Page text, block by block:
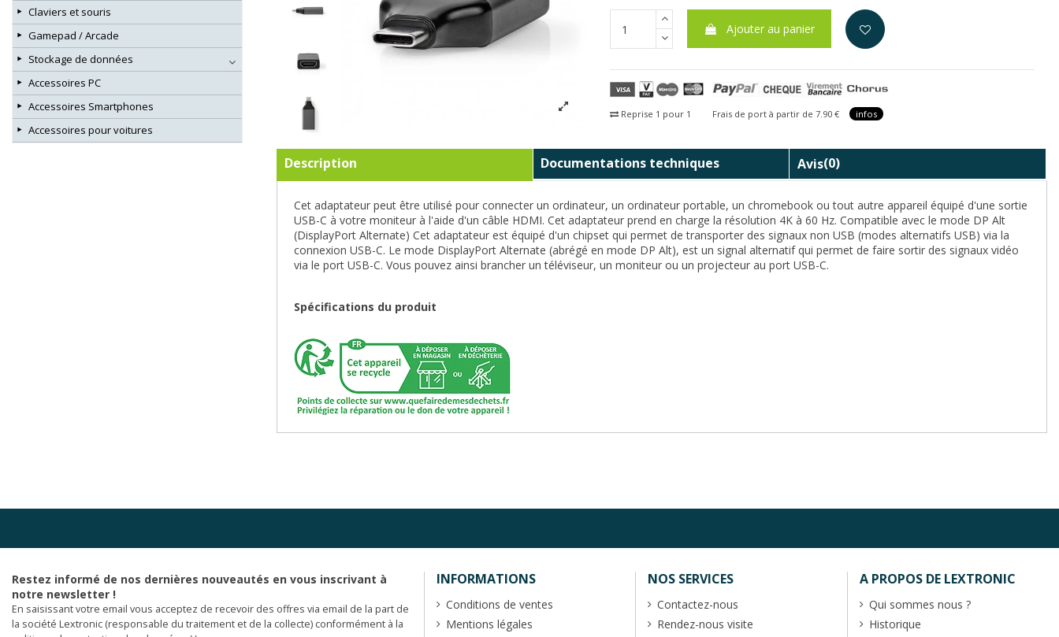
Ajouter au panier
Reprise 1 pour 1 Frais de port à partir de 7.90 € infos
Description Documentations techniques Avis(0)
Cet adaptateur peut être utilisé pour connecter un ordinateur, un ordinateur portable, un chromebook ou tout autre appareil équipé d'une sortie
USB-C à votre moniteur à l'aide d'un câble HDMI. Cet adaptateur prend en charge la résolution 4K à 60 Hz. Compatible avec le mode DP Alt
(DisplayPort Alternate) Cet adaptateur est équipé d'un chipset qui permet de transporter des signaux non USB (modes alternatifs USB) via la
connexion USB-C. Le mode DisplayPort Alternate (abrégé en mode DP Alt), est un signal alternatif qui permet de faire sortir des signaux vidéo
via le port USB-C. Vous pouvez ainsi brancher un téléviseur, un moniteur ou un projecteur au port USB-C.
Spécifications du produit
Claviers et souris
Gamepad / Arcade
Stockage de données
Accessoires PC
Accessoires Smartphones
Accessoires pour voitures
Restez informé de nos dernières nouveautés en vous inscrivant à
notre newsletter !
En saisissant votre email vous acceptez de recevoir des offres via email de la part de
la société Lextronic (responsable du traitement et de la collecte) conformément à la
INFORMATIONS
Conditions de ventes
Mentions légales
NOS SERVICES
Contactez-nous
Rendez-nous visite
A PROPOS DE LEXTRONIC
Qui sommes nous ?
Historique